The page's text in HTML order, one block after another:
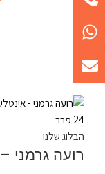
24 פבר
הבלוג שלנו